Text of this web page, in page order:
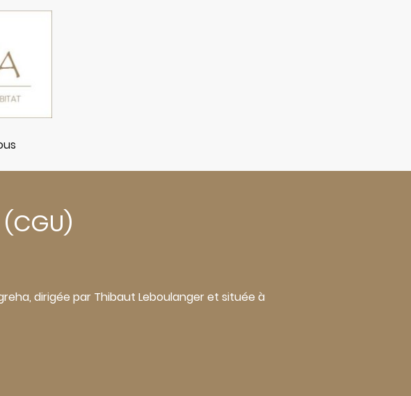
dirigée par Thibaut Leboulanger et située à